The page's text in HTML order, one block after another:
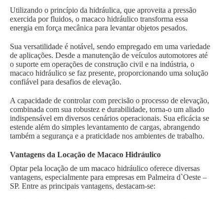
Utilizando o princípio da hidráulica, que aproveita a pressão
exercida por fluidos, o macaco hidráulico transforma essa
energia em força mecânica para levantar objetos pesados.
Sua versatilidade é notável, sendo empregado em uma variedade
de aplicações. Desde a manutenção de veículos automotores até
o suporte em operações de construção civil e na indústria, o
macaco hidráulico se faz presente, proporcionando uma solução
confiável para desafios de elevação.
A capacidade de controlar com precisão o processo de elevação,
combinada com sua robustez e durabilidade, torna-o um aliado
indispensável em diversos cenários operacionais. Sua eficácia se
estende além do simples levantamento de cargas, abrangendo
também a segurança e a praticidade nos ambientes de trabalho.
Vantagens da Locação de Macaco Hidráulico
Optar pela locação de um macaco hidráulico oferece diversas
vantagens, especialmente para empresas em Palmeira d`Oeste –
SP. Entre as principais vantagens, destacam-se: